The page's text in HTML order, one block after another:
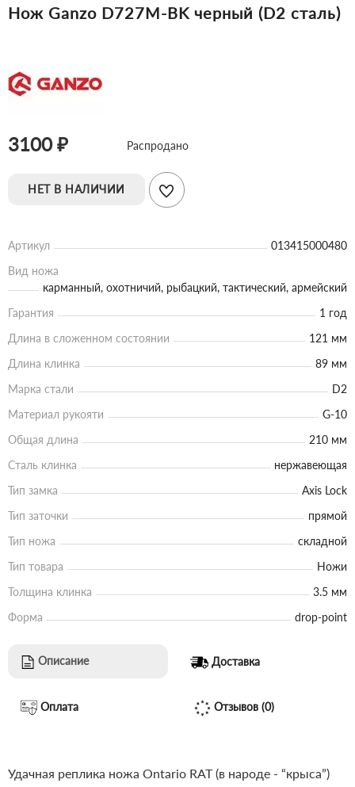
Нож Ganzo D727M-BK черный (D2 сталь)
3100 ₽ Распродано
НЕТ В НАЛИЧИИ
Артикул
013415000480
Вид ножа
карманный, охотничий, рыбацкий, тактический, армейский
Гарантия
1 год
Длина в сложенном состоянии
121 мм
Длина клинка
89 мм
Марка стали
D2
Материал рукояти
G-10
Общая длина
210 мм
Сталь клинка
нержавеющая
Тип замка
Axis Lock
Тип заточки
прямой
Тип ножа
складной
Тип товара
Ножи
Толщина клинка
3.5 мм
Форма
drop-point
Описание Доставка
Оплата Отзывов (0)
Удачная реплика ножа Ontario RAT (в народе - “крыса”)